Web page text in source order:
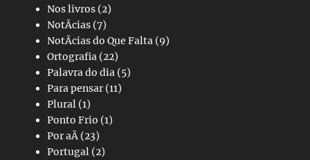
Nos livros (2)
NotÃ­cias (7)
NotÃ­cias do Que Falta (9)
Ortografia (22)
Palavra do dia (5)
Para pensar(11)
Plural (1)
Ponto Frio (1)
Por aÃ­ (23)
Portugal (2)